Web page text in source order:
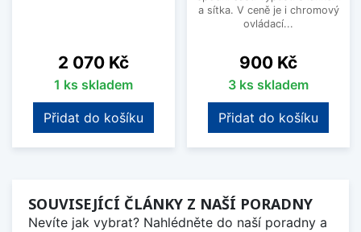
Cena
2 070 Kč
1 ks skladem
Přidat do košíku
a sítka. V ceně je i chromový
ovládací...
Cena
900 Kč
3 ks skladem
Přidat do košíku
SOUVISEJÍCÍ ČLÁNKY Z NAŠÍ PORADNY
Nevíte jak vybrat? Nahlédněte do naší poradny a